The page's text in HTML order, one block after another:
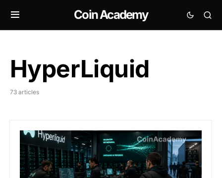
Coin Academy
HyperLiquid
73 articles
Hyperliquid : HYPE recule alors que 150 millions de